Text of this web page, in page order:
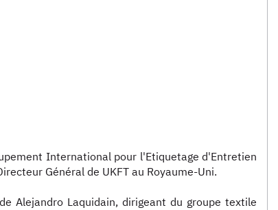
International pour l'Etiquetage d'Entretien
Général de UKFT au Royaume-Uni.
Alejandro Laquidain, dirigeant du groupe textile